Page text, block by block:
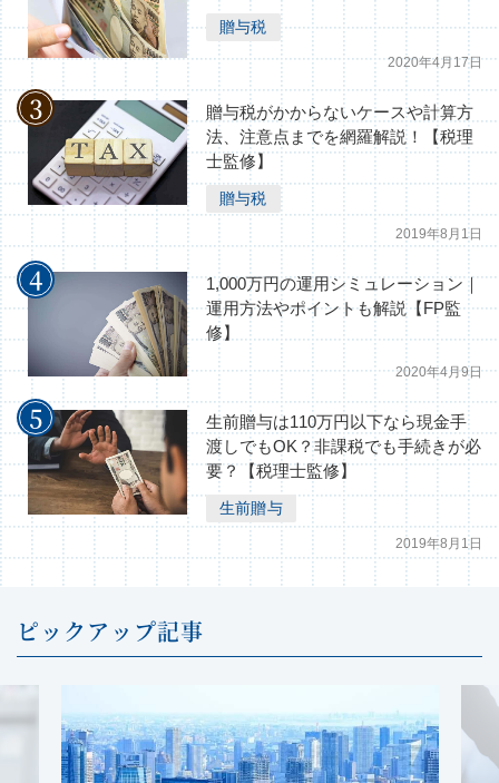
贈与税
2020年4月17日
贈与税がかからないケースや計算方
法、注意点までを網羅解説！【税理
士監修】
贈与税
2019年8月1日
1,000万円の運用シミュレーション｜
運用方法やポイントも解説【FP監
修】
2020年4月9日
生前贈与は110万円以下なら現金手
渡しでもOK？非課税でも手続きが必
要？【税理士監修】
生前贈与
2019年8月1日
ピックアップ記事